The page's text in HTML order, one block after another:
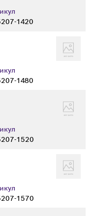
1420
1480
1520
1570